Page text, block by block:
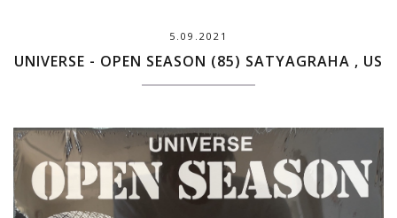
5.09.2021
UNIVERSE - OPEN SEASON (85) SATYAGRAHA , US